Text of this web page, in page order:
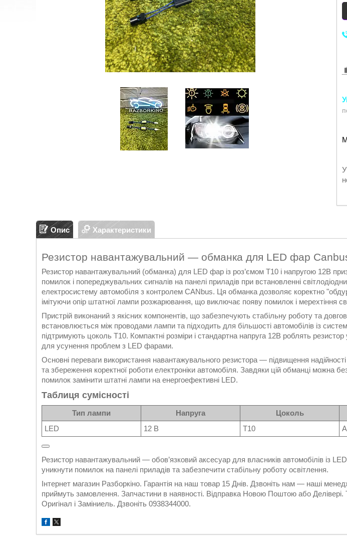
Опис Характеристики
Резистор навантажувальний — обманка для LED фар
Резистор навантажувальний (обманка) для LED фар із роз’ємом T10 і напругою 12В
помилок і попереджувальних сигналів на панелі приладів при встановленні
електросистему автомобіля з контролем CANbus. Ця обманка дозволяє коректно
імітуючи опір штатної лампи розжарювання, що виключає появу помилок і мерехтіння
Пристрій виконаний з якісних компонентів, що забезпечують стабільну роботу та
встановлюється між проводами лампи та підходить для більшості автомобілів із
підтримують цоколь T10. Компактні розміри і стандартна напруга 12В роблять
для усунення проблем з LED фарами.
Основні переваги використання навантажувального резистора — підвищення надійності
та збереження коректної роботи електроніки автомобіля. Завдяки цій обманці можна
помилок замінити штатні лампи на енергоефективні LED.
Таблиця сумісності
Тип лампи Напруга Цоколь
LED
12 В T10
Резистор навантажувальний — обов’язковий аксесуар для власників автомобілів із
уникнути помилок на панелі приладів та забезпечити стабільну роботу освітлення.
Інтернет магазин Разборкіно. Гарантія на наш товар 15 Днів. Дзвоніть нам — наші
приймуть замовлення. Запчастини в наявності. Відправка Новою Поштою або Делівері.
Оригінал і Заміниель. Дзвоніть 0938344000.